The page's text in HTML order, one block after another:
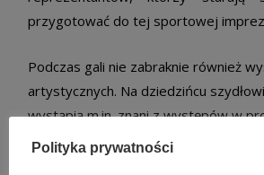
przygotować do tej sportowej
Podczas gali nie zabraknie również
artystycznych. Na dziedzińcu
wystąpią m.in. znani z występów w
Voice of Poland: Arek Kłusowski i
Polityka prywatności